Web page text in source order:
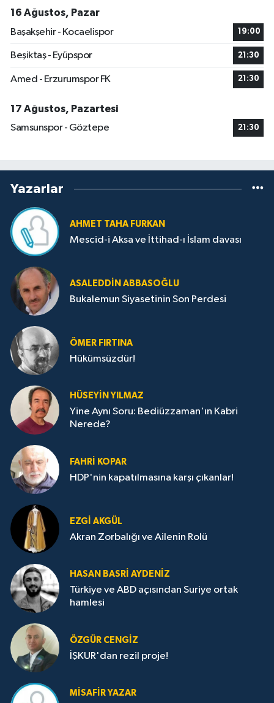
16 Ağustos, Pazar
Başakşehir - Kocaelispor
19:00
Beşiktaş - Eyüpspor 21:30
Amed - Erzurumspor FK 21:30
17 Ağustos, Pazartesi
Samsunspor - Göztepe
21:30
Yazarlar
AHMET TAHA FURKAN
Mescid-i Aksa ve İttihad-ı İslam davası
ASALEDDIN ABBASOĞLU
Bukalemun Siyasetinin Son Perdesi
ÖMER FIRTINA
Hükümsüzdür!
HÜSEYIN YILMAZ
Yine Aynı Soru: Bediüzzaman'ın Kabri
Nerede?
FAHRI KOPAR
HDP'nin kapatılmasına karşı çıkanlar!
EZGI AKGÜL
Akran Zorbalığı ve Ailenin Rolü
HASAN BASRI AYDENIZ
Türkiye ve ABD açısından Suriye ortak
hamlesi
ÖZGÜR CENGIZ
İŞKUR'dan rezil proje!
MISAFIR YAZAR